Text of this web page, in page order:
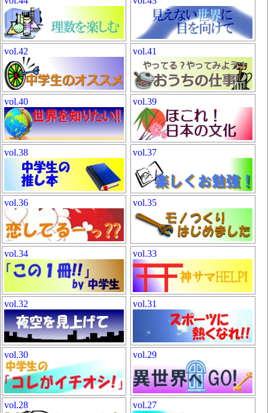
vol.42 vol.41
vol.40 vol.39
vol.38 vol.37
vol.36 vol.35
vol.34 vol.33
vol.32 vol.31
vol.30 vol.29
vol.28 vol.27